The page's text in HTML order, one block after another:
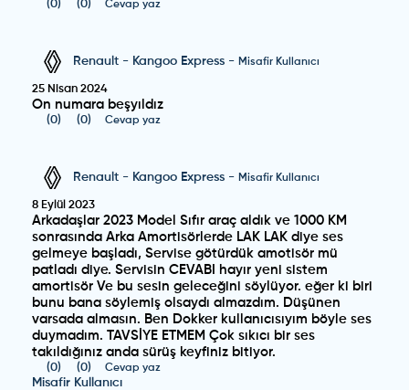
(0) (0) Cevap yaz
Renault - Kangoo Express - Misafir Kullanıcı
25 Nisan 2024
On numara beşyıldız
(0) (0) Cevap yaz
Renault - Kangoo Express - Misafir Kullanıcı
8 Eylül 2023
Arkadaşlar 2023 Model Sıfır araç aldık ve 1000 KM
sonrasında Arka Amortisörlerde LAK LAK diye ses
gelmeye başladı, Servise götürdük amotisör mü
patladı diye. Servisin CEVABI hayır yeni sistem
amortisör Ve bu sesin geleceğini söylüyor. eğer ki biri
bunu bana söylemiş olsaydı almazdım. Düşünen
varsada almasın. Ben Dokker kullanıcısıyım böyle ses
duymadım. TAVSİYE ETMEM Çok sıkıcı bir ses
takıldığınız anda sürüş keyfiniz bitiyor.
(0) (0) Cevap yaz
Misafir Kullanıcı